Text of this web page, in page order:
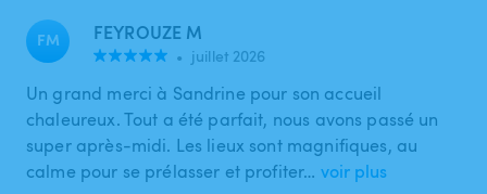
FM FEYROUZE M
• juillet 2026
Un grand merci à Sandrine pour son accueil
chaleureux. Tout a été parfait, nous avons passé un
super après-midi. Les lieux sont magnifiques, au
calme pour se prélasser et profiter… voir plus